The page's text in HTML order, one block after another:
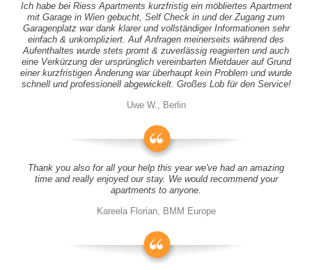
Ich habe bei Riess Apartments kurzfristig ein möbliertes Apartment
mit Garage in Wien gebucht, Self Check in und der Zugang zum
Garagenplatz war dank klarer und vollständiger Informationen sehr
einfach & unkompliziert. Auf Anfragen meinerseits während des
Aufenthaltes wurde stets promt & zuverlässig reagierten und auch
eine Verkürzung der ursprünglich vereinbarten Mietdauer auf Grund
einer kurzfristigen Änderung war überhaupt kein Problem und wurde
schnell und professionell abgewickelt. Großes Lob für den Service!
Uwe W., Berlin
Thank you also for all your help this year we've had an amazing
time and really enjoyed our stay. We would recommend your
apartments to anyone.
Kareela Florian, BMM Europe